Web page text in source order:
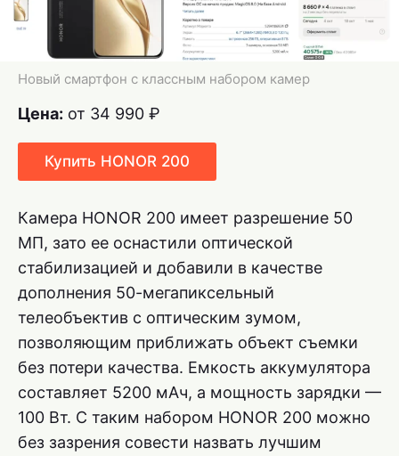
Новый смартфон с классным набором камер
Цена: от 34 990 ₽
Купить HONOR 200
Камера HONOR 200 имеет разрешение 50
МП, зато ее оснастили оптической
стабилизацией и добавили в качестве
дополнения 50-мегапиксельный
телеобъектив с оптическим зумом,
позволяющим приближать объект съемки
без потери качества. Емкость аккумулятора
составляет 5200 мАч, а мощность зарядки —
100 Вт. С таким набором HONOR 200 можно
без зазрения совести назвать лучшим